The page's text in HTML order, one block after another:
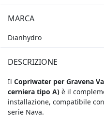
MARCA
Dianhydro
DESCRIZIONE
Il Copriwater per Gravena
cerniera tipo A) è il
installazione, compatibile
serie Nava.